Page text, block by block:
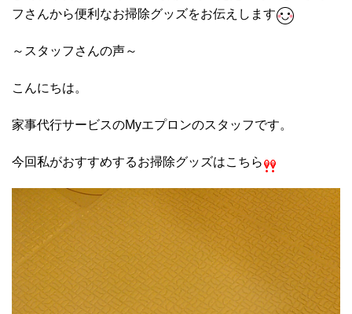
フさんから便利なお掃除グッズをお伝えします
～スタッフさんの声～
こんにちは。
家事代行サービスのMyエプロンのスタッフです。
今回私がおすすめするお掃除グッズはこちら